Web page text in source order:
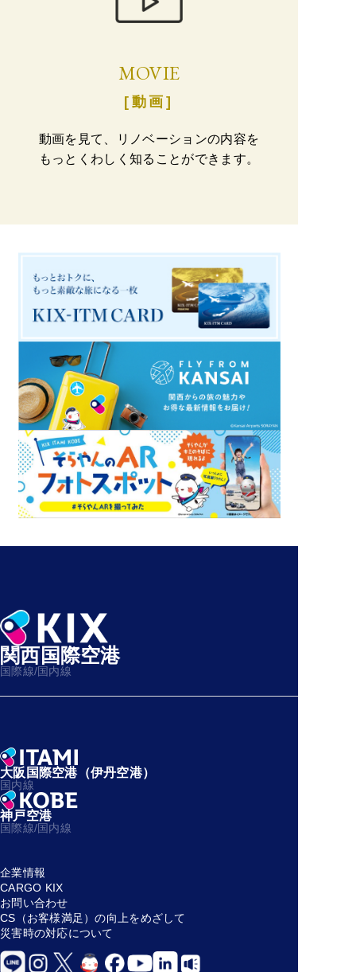
MOVIE
[動画]
動画を見て、リノベーションの内容を
もっとくわしく知ることができます。
関西国際空港
国際線/国内線
大阪国際空港（伊丹空港）
国内線
神戸空港
国際線/国内線
Footer
Links
企業情報
CARGO KIX
お問い合わせ
CS（お客様満足）の向上をめざして
災害時の対応について
social-